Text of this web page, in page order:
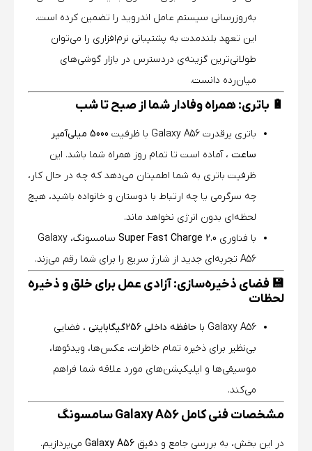
به‌روزرسانی سیستم عامل اندروید را تضمین کرده است.
این تعهد بلندمدت به پشتیبانی نرم‌افزاری را می‌توان
طولانی‌ترین گزینه‌ی دردسترس در بازار گوشی‌های
میان‌رده دانست.
🔋 باتری: همراه وفادار شما از صبح تا شب
باتری پرقدرت Galaxy A56 با ظرفیت
5000 میلی‌آمپر
ساعت ، آماده است تا تمام روز همراه شما باشد. این
ظرفیت باتری به شما اطمینان می‌دهد که چه در حال کار،
چه سرگرمی یا چه ارتباط با دوستان و خانواده باشید، هیچ
لحظه‌ای بدون انرژی نخواهد ماند.
با فناوری Super Fast Charge 2.0
سامسونگ، Galaxy
A56 تجربه‌ای جدید از شارژ سریع را برای شما رقم می‌زند.
💾 فضای ذخیره‌سازی: آزادی عمل برای خلق و ذخیره
لحظات
Galaxy A56 با حافظه داخلی 256گیگابایتی
، فضایی
بی‌نظیر برای ذخیره تمام خاطرات، عکس‌ها، ویدئوها،
موسیقی‌ها و اپلیکیشن‌های مورد علاقه شما فراهم
می‌کند.
مشخصات فنی کامل Galaxy A56 سامسونگ
در این بخش، به بررسی جامع و دقیق Galaxy A56 می‌پردازیم.